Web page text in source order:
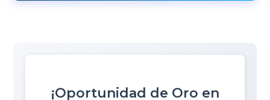
¡Oportunidad de Oro en